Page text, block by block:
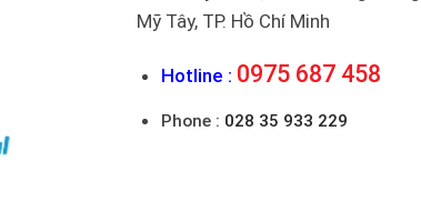
Mỹ Tây, TP. Hồ Chí Minh
Hotline : 0975 687 458
Phone : 028 35 933 229